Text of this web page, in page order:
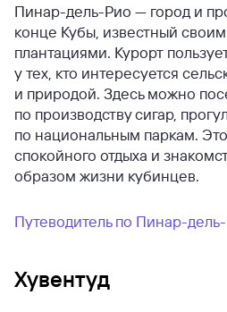
Пинар-дель-Рио — город и
конце Кубы, известный
плантациями. Курорт
у тех, кто интересуется
и природой. Здесь можно
по производству сигар,
по национальным паркам.
спокойного отдыха и
образом жизни кубинцев.
Путеводитель по Пинар-
Хувентуд